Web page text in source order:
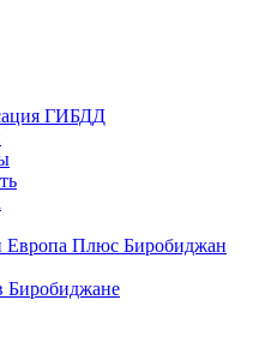
ГИБДД
Европа Плюс Биробиджан
Биробиджане